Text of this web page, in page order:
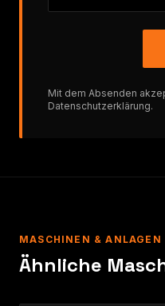
Mit dem Absenden
Datenschutzerklärung.
MASCHINEN & ANLAGEN
Ähnliche